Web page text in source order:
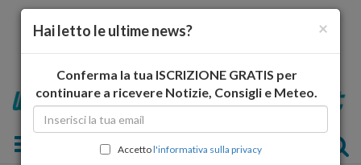
Toggle navigation
×
Hai letto le ultime news?
Conferma la tua ISCRIZIONE GRATIS per
continuare a ricevere Notizie, Consigli e Meteo.
Accettol'informativa sulla privacy